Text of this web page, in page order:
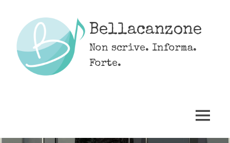
content
Bellacanzone
Non scrive. Informa.
Forte.
MENU